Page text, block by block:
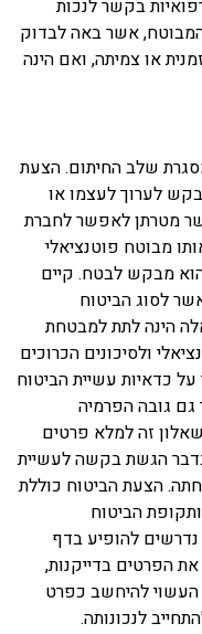
בקשר לנכות
אשר באה לבדוק
או צמיתה, ואם הינה
שלב החיתום. הצעת
לערוך לעצמו או
מטרתן לאפשר לחברת
מבוטח פוטנציאלי
מבקש לבטח. קיים
לסוג הביטוח
הינה לתת למבטחת
ולסיכונים הכרוכים
כדאיות עשיית הביטוח
גובה הפרמיה
זה למלא פרטים
הגשת בקשה לעשיית
הצעת הביטוח כוללת
הביטוח
להופיע בדף
הפרטים בדייקנות,
העשוי להיחשב כפרט
לנכונותה.